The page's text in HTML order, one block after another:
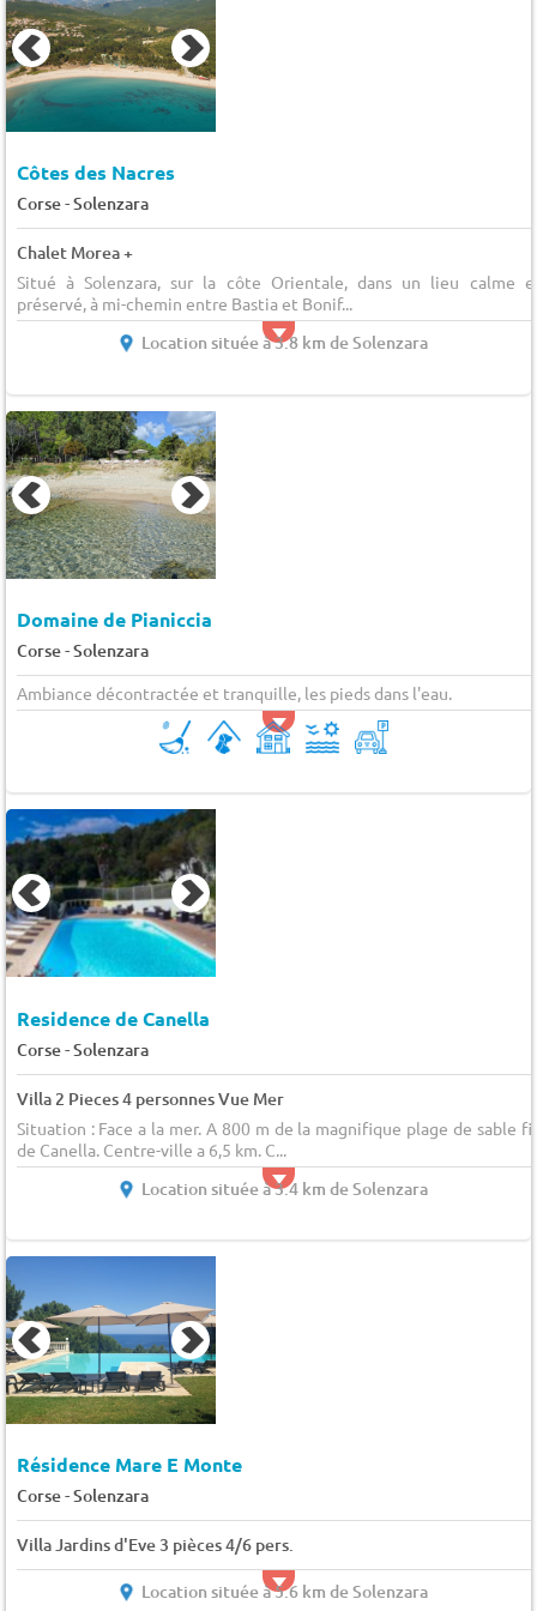
Côtes des Nacres
Corse-Solenzara
Chalet Morea +
Situé à Solenzara, sur la côte Orientale, dans un lieu calme
préservé, à mi-chemin entre Bastia et Bonif...
Location située à 3.8 km de Solenzara
Domaine de Pianiccia
Corse-Solenzara
Ambiance décontractée et tranquille, les pieds dans l'eau.
Residence de Canella
Corse-Solenzara
Villa 2 Pieces 4 personnes Vue Mer
Situation : Face a la mer. A 800 m de la magnifique plage de sable
de Canella. Centre-ville a 6,5 km. C...
Location située à 3.4 km de Solenzara
Résidence Mare E Monte
Corse-Solenzara
Villa Jardins d'Eve 3 pièces 4/6 pers.
Location située à 5.6 km de Solenzara